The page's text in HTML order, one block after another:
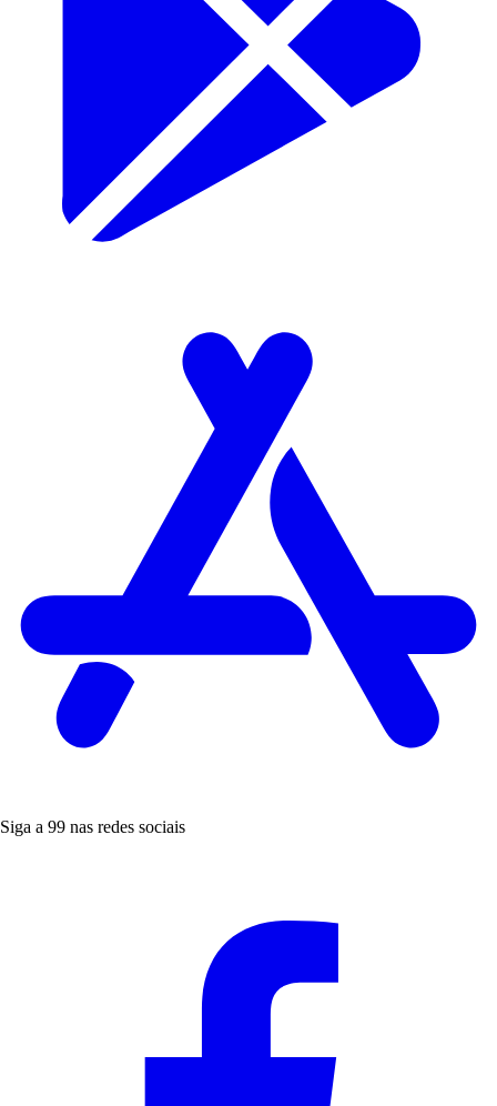
Siga a 99 nas redes sociais